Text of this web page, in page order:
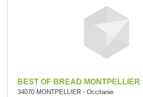
BEST OF BREAD MONTPELLIER
34070 MONTPELLIER - Occitanie